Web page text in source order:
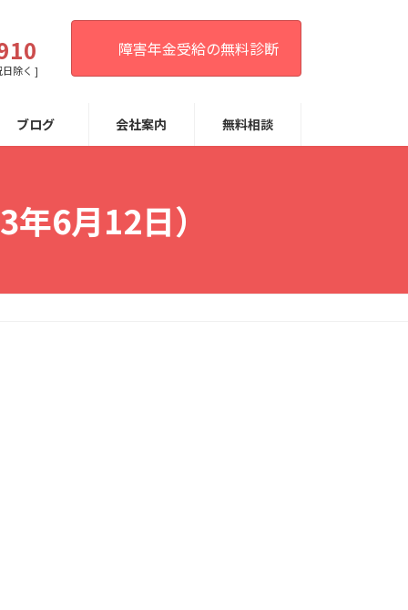
除く ]
障害年金受給の無料診断
ブログ 会社案内 無料相談
6月12日）